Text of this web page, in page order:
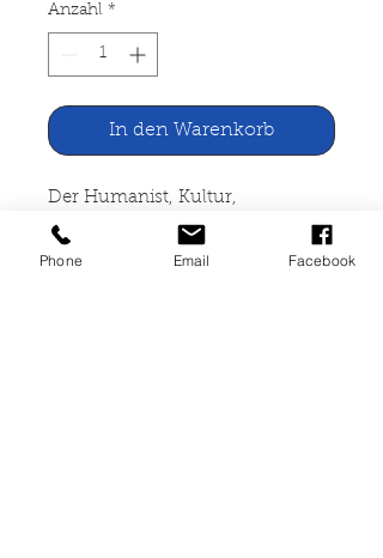
Anzahl *
In den Warenkorb
Der Humanist, Kultur,
Weltanschauung, Religion 4/1983
Phone Email Facebook